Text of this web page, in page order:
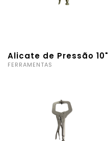
Alicate de Pressão 10"
FERRAMENTAS